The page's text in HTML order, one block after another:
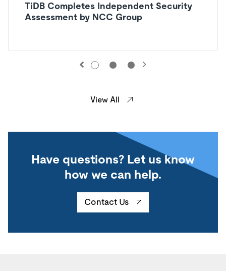
TiDB Completes Independent Security
Assessment by NCC Group
View All
Have questions? Let us know
how we can help.
Contact Us